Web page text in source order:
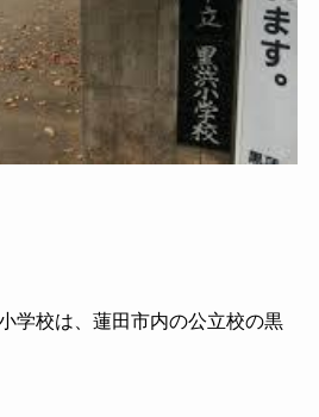
学校は、蓮田市内の公立校の黒